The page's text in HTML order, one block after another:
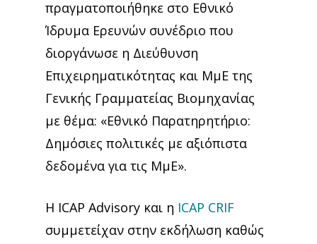
πραγματοποιήθηκε στο Εθνικό
Ίδρυμα Ερευνών συνέδριο που
διοργάνωσε η Διεύθυνση
Επιχειρηματικότητας και ΜμΕ της
Γενικής Γραμματείας Βιομηχανίας
με θέμα: «Εθνικό Παρατηρητήριο:
Δημόσιες πολιτικές με αξιόπιστα
δεδομένα για τις ΜμΕ».
Η ICAP Advisory και η ICAP CRIF
συμμετείχαν στην εκδήλωση καθώς